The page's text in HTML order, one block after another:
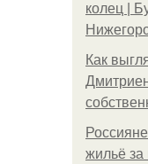
колец |
Как
жильё за